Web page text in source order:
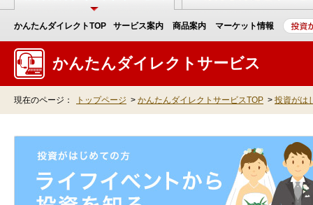
かんたんダイレクトTOP サービス案内 商品案内 マーケット情報
かんたんダイレクトサービス
現在のページ： トップページ > かんたんダイレクトサービスTOP > 投資がは